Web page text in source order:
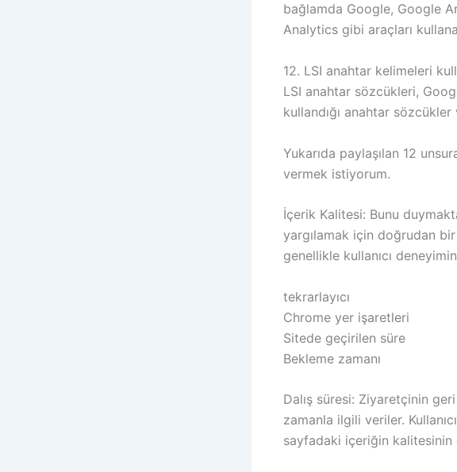
bağlamda Google, Google
Analytics gibi araçları
12. LSI anahtar kelimeleri
LSI anahtar sözcükleri,
kullandığı anahtar
Yukarıda paylaşılan 12
vermek istiyorum.
İçerik Kalitesi: Bunu
yargılamak için doğrudan
genellikle kullanıcı
tekrarlayıcı
Chrome yer işaretleri
Sitede geçirilen süre
Bekleme zamanı
Dalış süresi: Ziyaretçinin
zamanla ilgili veriler.
sayfadaki içeriğin kalitesinin